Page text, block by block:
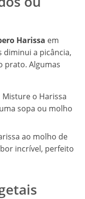
Harissa em
diminui a picância,
prato. Algumas
Misture o Harissa
sopa ou molho
ao molho de
incrível, perfeito